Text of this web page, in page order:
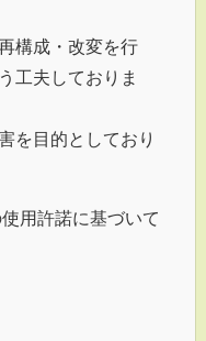
構成・改変を行
工夫しておりま
を目的としており
用許諾に基づいて